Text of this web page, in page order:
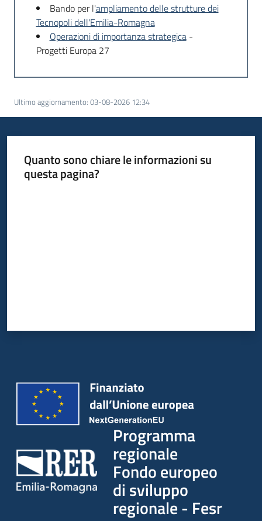
Bando per l'ampliamento delle strutture dei
Tecnopoli dell'Emilia-Romagna
Operazioni di importanza strategica-
Progetti Europa 27
Ultimo aggiornamento: 03-08-2026 12:34
Quanto sono chiare le informazioni su
questa pagina?
Programma
regionale
Fondo europeo
di sviluppo
regionale - Fesr